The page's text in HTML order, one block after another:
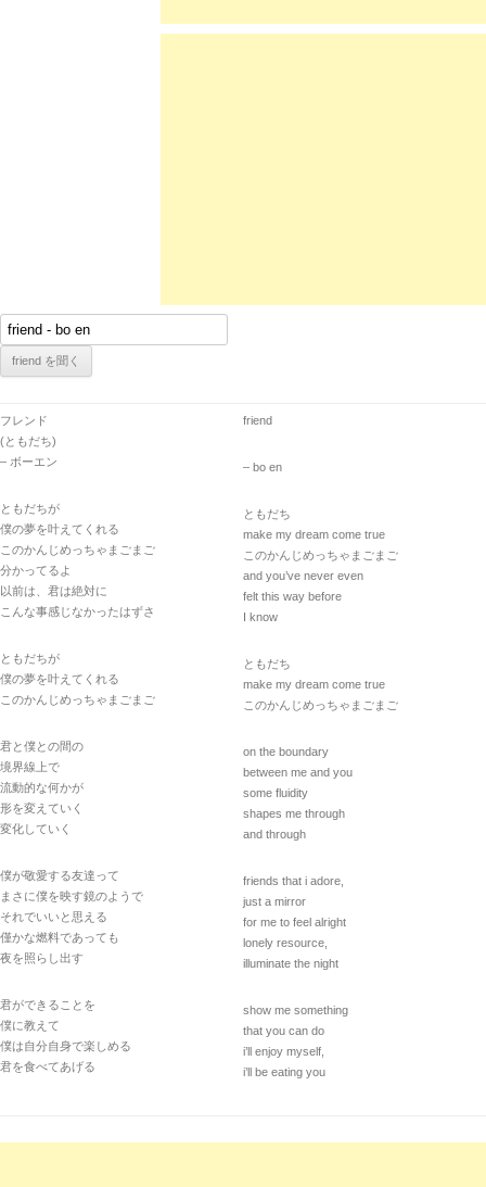
フレンド
(ともだち)
– ボーエン
ともだちが
僕の夢を叶えてくれる
このかんじめっちゃまごまご
分かってるよ
以前は、君は絶対に
こんな事感じなかったはずさ
ともだちが
僕の夢を叶えてくれる
このかんじめっちゃまごまご
君と僕との間の
境界線上で
流動的な何かが
形を変えていく
変化していく
僕が敬愛する友達って
まさに僕を映す鏡のようで
それでいいと思える
僅かな燃料であっても
夜を照らし出す
君ができることを
僕に教えて
僕は自分自身で楽しめる
君を食べてあげる
friend
– bo en
ともだち
make my dream come true
このかんじめっちゃまごまご
and you’ve never even
felt this way before
I know
ともだち
make my dream come true
このかんじめっちゃまごまご
on the boundary
between me and you
some fluidity
shapes me through
and through
friends that i adore,
just a mirror
for me to feel alright
lonely resource,
illuminate the night
show me something
that you can do
i’ll enjoy myself,
i’ll be eating you